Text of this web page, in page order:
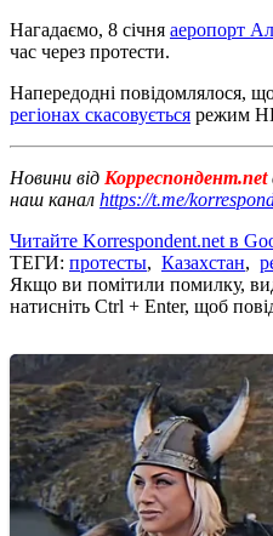
Нагадаємо, 8 січня аеропорт
час через протести.
Напередодні повідомлялося,
регіонах скасовується режим
Новини від Корреспондент.net
наш канал https://t.me/
Читайте Korrespondent.net в
ТЕГИ: протесты, Казахстан,
Якщо ви помітили помилку,
натисніть Ctrl + Enter, щоб